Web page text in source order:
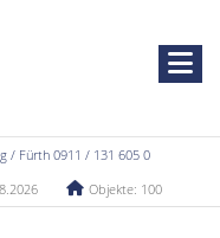
/ Fürth 0911 / 131 605 0
Objekte: 100